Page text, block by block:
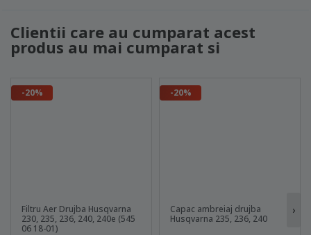
Clientii care au cumparat acest
produs au mai cumparat si
›
-20%
Filtru Aer Drujba Husqvarna
230, 235, 236, 240, 240e (545
06 18-01)
-20%
Capac ambreiaj drujba
Husqvarna 235, 236, 240